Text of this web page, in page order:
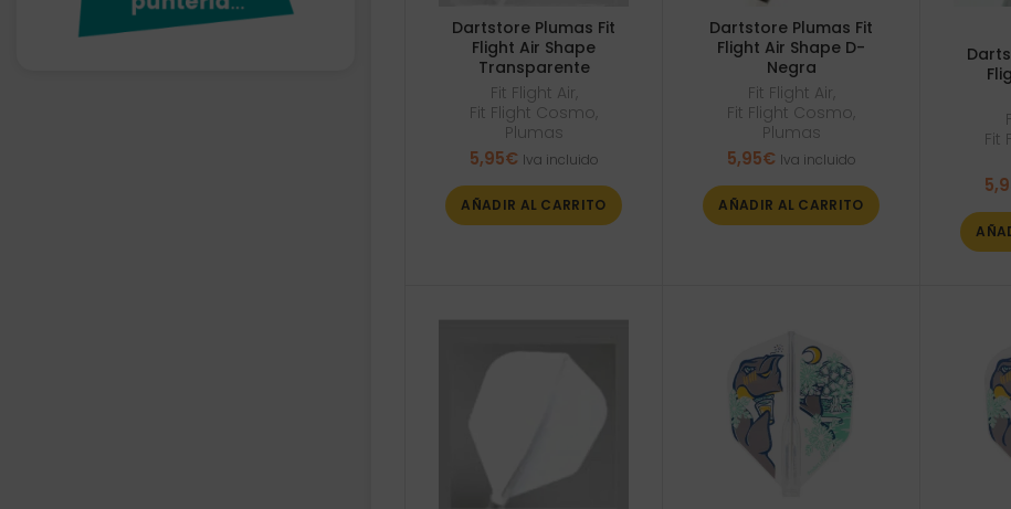
Dartstore Plumas Fit
Flight Air Shape
Transparente
Fit Flight Air ,
Fit Flight Cosmo,
Plumas
5,95€ Iva incluido
AÑADIR AL CARRITO
Dartstore Plumas Fit
Flight Air Shape D-
Negra
Fit Flight Air ,
Fit Flight Cosmo,
Plumas
5,95€ Iva incluido
AÑADIR AL CARRITO
Fit